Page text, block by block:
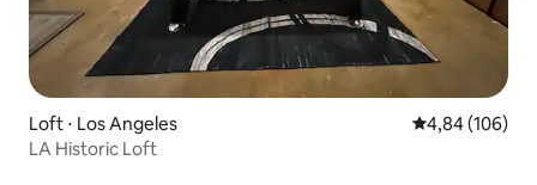
Loft ⋅ Los Angeles 4,84 de uma
4,84 (106)
LA Historic Loft